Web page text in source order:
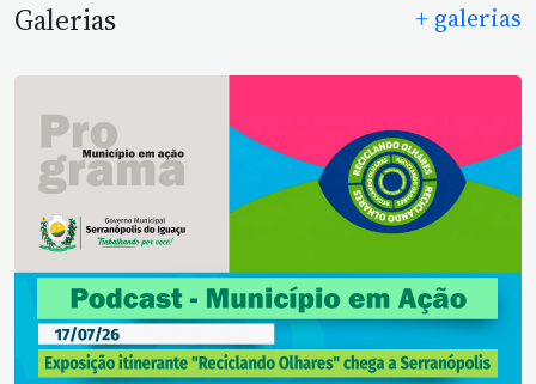
Galerias + galerias